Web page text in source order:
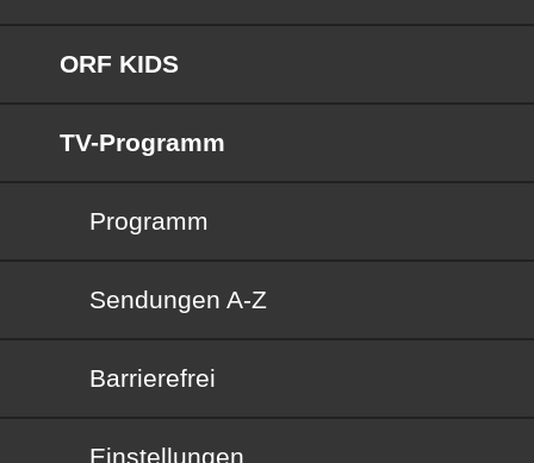
ORF KIDS
TV-Programm
Programm
Sendungen von A bis Z
Sendungen A-Z
Barrierefrei
Barrierefrei
Einstellungen